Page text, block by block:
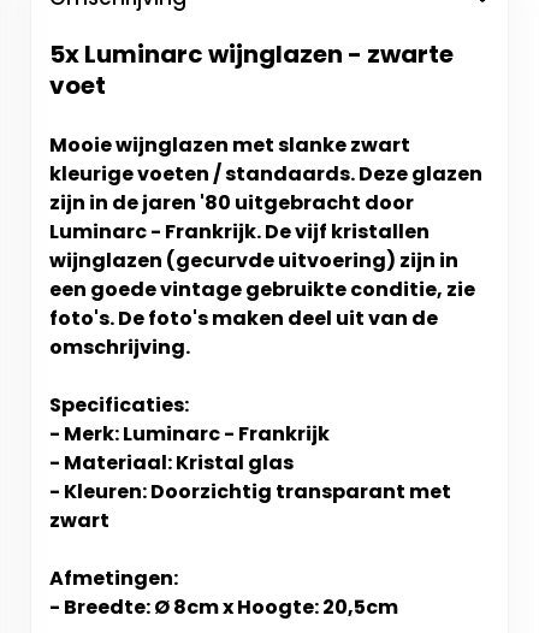
5x Luminarc wijnglazen - zwarte
voet
Mooie wijnglazen met slanke zwart
kleurige voeten / standaards. Deze glazen
zijn in de jaren '80 uitgebracht door
Luminarc - Frankrijk. De vijf kristallen
wijnglazen (gecurvde uitvoering) zijn in
een goede vintage gebruikte conditie, zie
foto's. De foto's maken deel uit van de
omschrijving.
Specificaties:
- Merk: Luminarc - Frankrijk
- Materiaal: Kristal glas
- Kleuren: Doorzichtig transparant met
zwart
Afmetingen:
- Breedte: Ø 8cm x Hoogte: 20,5cm